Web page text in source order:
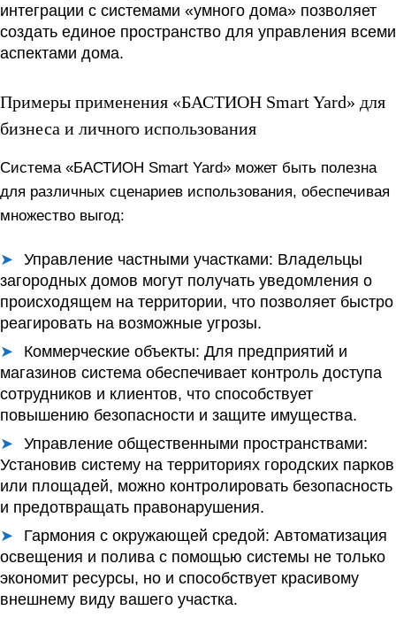
интеграции с системами «умного дома» позволяет
создать единое пространство для управления всеми
аспектами дома.
Примеры применения «БАСТИОН Smart Yard» для
бизнеса и личного использования
Система «БАСТИОН Smart Yard» может быть полезна
для различных сценариев использования, обеспечивая
множество выгод:
Управление частными участками: Владельцы
загородных домов могут получать уведомления о
происходящем на территории, что позволяет быстро
реагировать на возможные угрозы.
Коммерческие объекты: Для предприятий и
магазинов система обеспечивает контроль доступа
сотрудников и клиентов, что способствует
повышению безопасности и защите имущества.
Управление общественными пространствами:
Установив систему на территориях городских парков
или площадей, можно контролировать безопасность
и предотвращать правонарушения.
Гармония с окружающей средой: Автоматизация
освещения и полива с помощью системы не только
экономит ресурсы, но и способствует красивому
внешнему виду вашего участка.